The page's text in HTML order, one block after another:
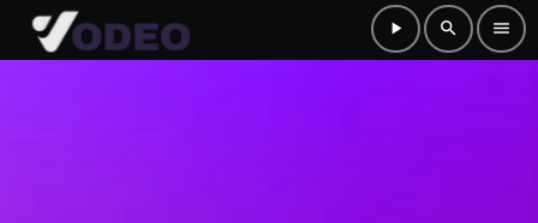
play_arrow search menu